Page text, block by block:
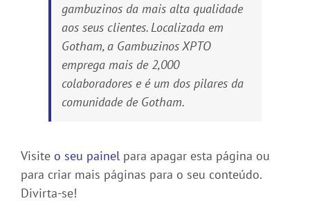
gambuzinos da mais alta qualidade
aos seus clientes. Localizada em
Gotham, a Gambuzinos XPTO
emprega mais de 2,000
colaboradores e é um dos pilares da
comunidade de Gotham.
Visite o seu painel para apagar esta página ou
para criar mais páginas para o seu conteúdo.
Divirta-se!